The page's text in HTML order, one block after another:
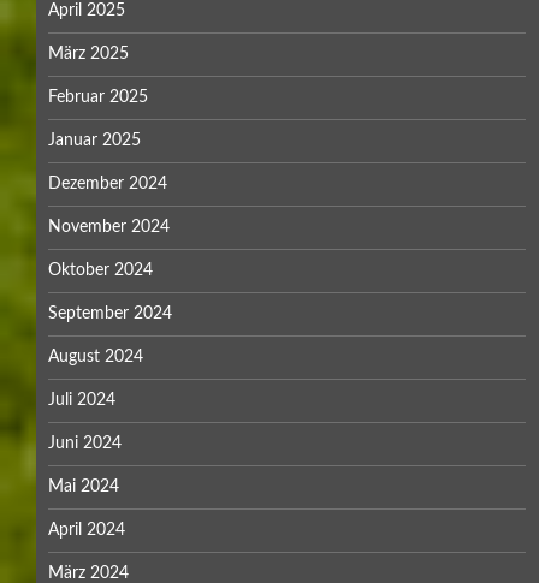
April 2025
März 2025
Februar 2025
Januar 2025
Dezember 2024
November 2024
Oktober 2024
September 2024
August 2024
Juli 2024
Juni 2024
Mai 2024
April 2024
März 2024